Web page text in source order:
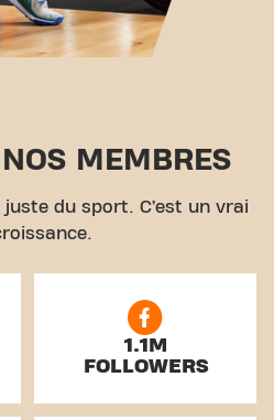
MEMBRES
juste du sport. C’est un vrai
1.1M
FOLLOWERS